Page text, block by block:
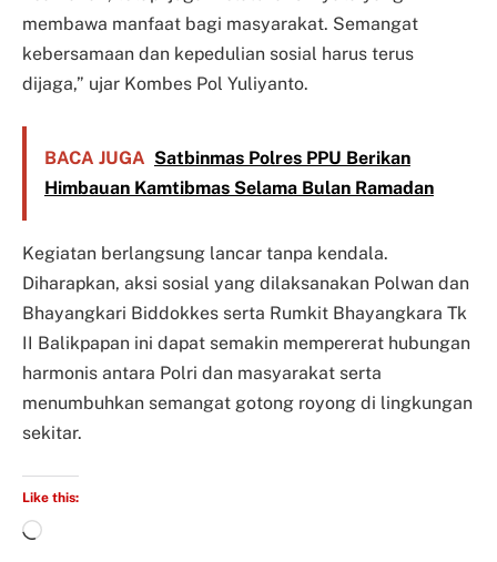
membawa manfaat bagi masyarakat. Semangat
kebersamaan dan kepedulian sosial harus terus
dijaga,” ujar Kombes Pol Yuliyanto.
BACA JUGA Satbinmas Polres PPU Berikan
Himbauan Kamtibmas Selama Bulan Ramadan
Kegiatan berlangsung lancar tanpa kendala.
Diharapkan, aksi sosial yang dilaksanakan Polwan dan
Bhayangkari Biddokkes serta Rumkit Bhayangkara Tk
II Balikpapan ini dapat semakin mempererat hubungan
harmonis antara Polri dan masyarakat serta
menumbuhkan semangat gotong royong di lingkungan
sekitar.
Like this: